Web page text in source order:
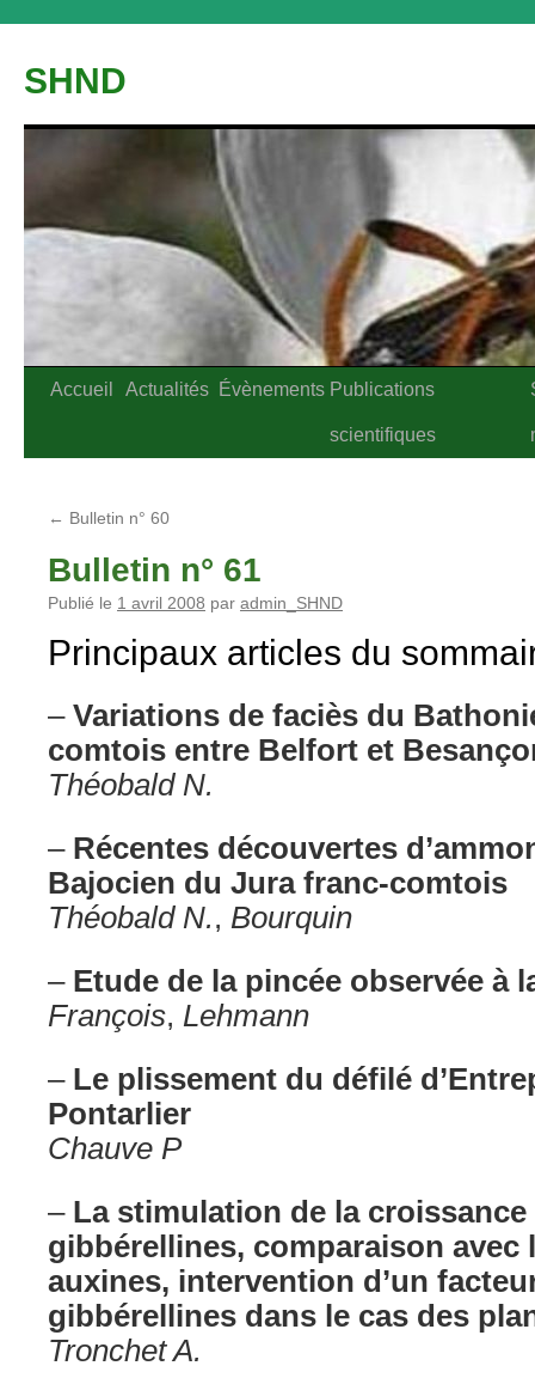
contenu
SHND
Accueil Actualités Évènements Publications
scientifiques
← Bulletin n° 60
Bulletin n° 61
Publié le 1 avril 2008 par admin_SHND
Principaux articles du
– Variations de faciès du
comtois entre Belfort et
Théobald N.
– Récentes découvertes
Bajocien du Jura franc-comtois
Théobald N., Bourquin
– Etude de la pincée observée à
François, Lehmann
– Le plissement du défilé
Pontarlier
Chauve P
– La stimulation de la
gibbérellines, comparaison avec
auxines, intervention d’un
gibbérellines dans le cas des
Tronchet A.